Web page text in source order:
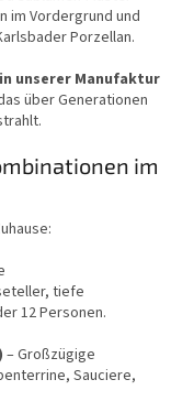
im Vordergrund und
Porzellan.
unserer Manufaktur
über Generationen
im
tiefe
12 Personen.
– Großzügige
Sauciere,